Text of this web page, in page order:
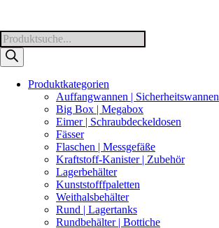
Products
search
Produktkategorien
Auffangwannen | Sicherheitswannen
Big Box | Megabox
Eimer | Schraubdeckeldosen
Fässer
Flaschen | Messgefäße
Kraftstoff-Kanister | Zubehör
Lagerbehälter
Kunststofffpaletten
Weithalsbehälter
Rund | Lagertanks
Rundbehälter | Bottiche